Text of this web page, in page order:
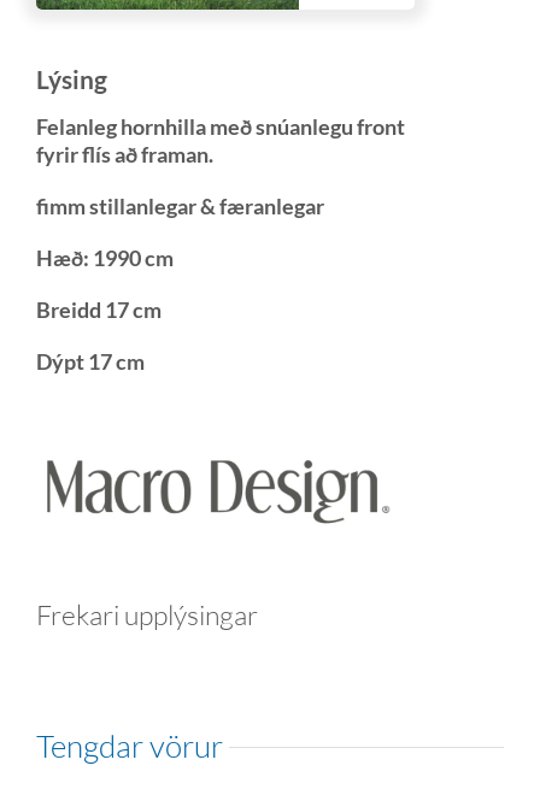
Lýsing
Felanleg hornhilla með snúanlegu front
fyrir flís að framan.
fimm stillanlegar & færanlegar
Hæð: 1990 cm
Breidd 17 cm
Dýpt 17 cm
Frekari upplýsingar
tengdar vörur